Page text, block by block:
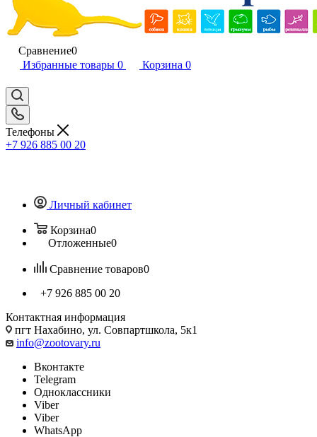
Сравнение0
Избранные товары 0 Корзина 0
Телефоны
+7 926 885 00 20
Личный кабинет
Корзина0
Отложенные0
Сравнение товаров0
+7 926 885 00 20
Контактная информация
пгт Нахабино, ул. Совпартшкола, 5к1
info@zootovary.ru
Вконтакте
Telegram
Одноклассники
Viber
Viber
WhatsApp